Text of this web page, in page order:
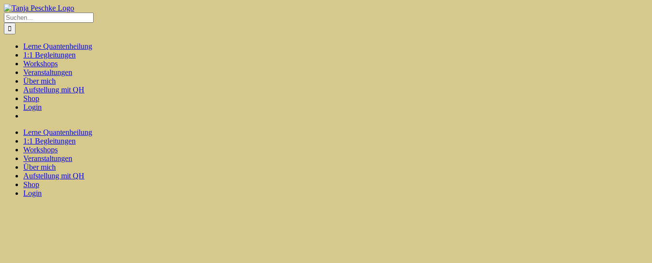
Zum
Inhalt
springen
Suche
nach:
Lerne Quantenheilung
1:1 Begleitungen
Workshops
Veranstaltungen
Über mich
Aufstellung mit QH
Shop
Login
Lerne Quantenheilung
1:1 Begleitungen
Workshops
Veranstaltungen
Über mich
Aufstellung mit QH
Shop
Login